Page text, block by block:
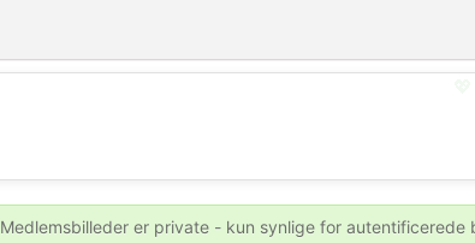
Medlemsbilleder er private - kun synlige for autentificerede